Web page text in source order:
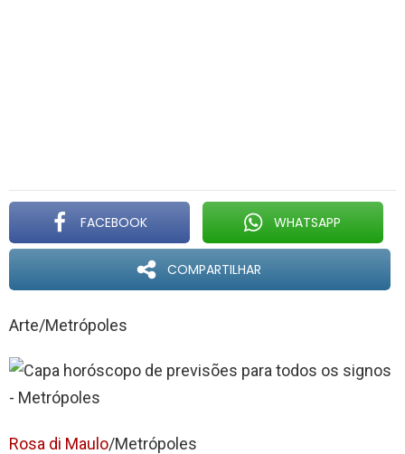
FACEBOOK WHATSAPP
COMPARTILHAR
Arte/Metrópoles
Rosa di Maulo/Metrópoles